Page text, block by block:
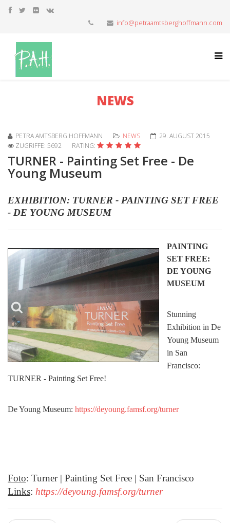
info@petraamtsberghoffmann.com
NEWS
PETRA AMTSBERG HOFFMANN NEWS
29. AUGUST 2015
ZUGRIFFE: 5692
RATING:
TURNER - Painting Set Free - De
Young Museum
EXHIBITION: TURNER - PAINTING SET FREE
- DE YOUNG MUSEUM
PAINTING
SET FREE:
DE YOUNG
MUSEUM
Stunning
Exhibition in De
Young Museum
in San
Francisco:
TURNER - Painting Set Free!
De Young Museum: https://deyoung.famsf.org/turner
Foto: Turner | Painting Set Free | San Francisco
Links: https://deyoung.famsf.org/turner